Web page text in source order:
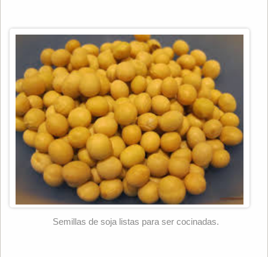
Semillas de soja listas para ser cocinadas.